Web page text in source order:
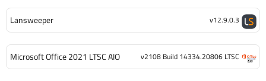
Lansweeper v12.9.0.3
Microsoft Office 2021 LTSC AIO v2108 Build 14334.20806 LTSC